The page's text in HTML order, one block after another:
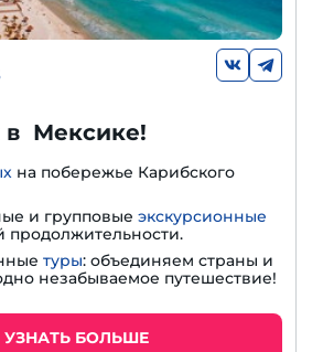
в Мексике!
на побережье Карибского
и групповые экскурсионные
продолжительности.
туры: объединяем страны и
незабываемое путешествие!
УЗНАТЬ БОЛЬШЕ